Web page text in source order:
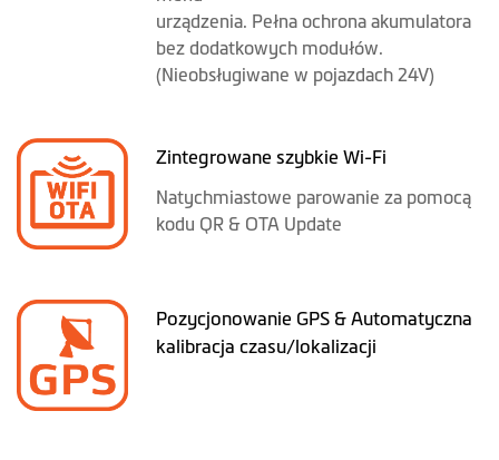
urządzenia. Pełna ochrona akumulatora
bez dodatkowych modułów.
(Nieobsługiwane w pojazdach 24V)
Zintegrowane szybkie Wi-Fi
Natychmiastowe parowanie za pomocą
kodu QR & OTA Update
Pozycjonowanie GPS & Automatyczna
kalibracja czasu/lokalizacji